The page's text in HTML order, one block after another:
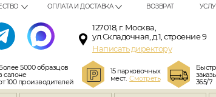
ОПЛАТА И ДОСТАВКА ВОЗВРАТ
127018, г. Москва,
ул.Складочная, д.1, строение 9
Написать директору
5000 образцов
салоне
100 производителей
15 парковочных
мест.Смотреть
365/7